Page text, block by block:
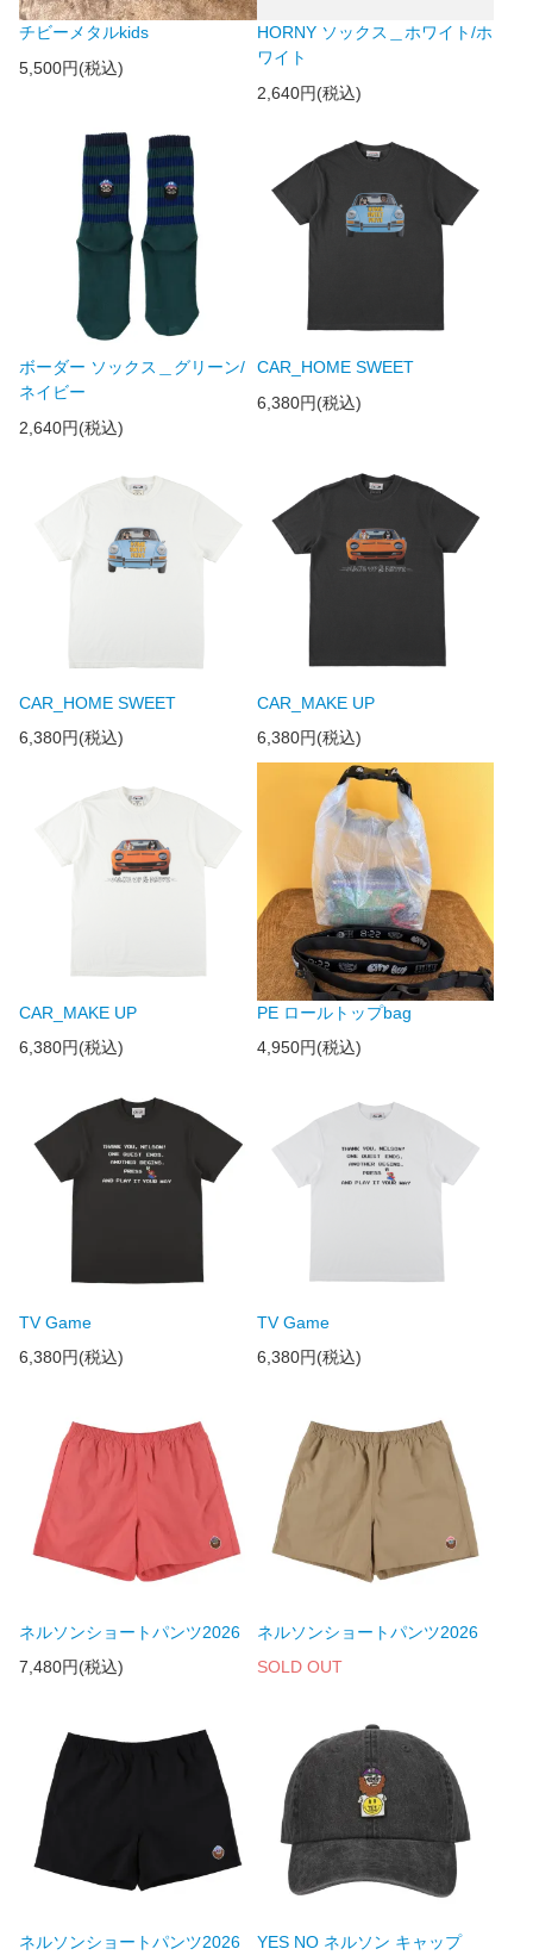
チビーメタルkids
5,500円(税込)
HORNY ソックス＿ホワイト/ホ
ワイト
2,640円(税込)
ボーダー ソックス＿グリーン/
ネイビー
2,640円(税込)
CAR_HOME SWEET
6,380円(税込)
CAR_HOME SWEET
6,380円(税込)
CAR_MAKE UP
6,380円(税込)
CAR_MAKE UP
6,380円(税込)
PE ロールトップbag
4,950円(税込)
TV Game
6,380円(税込)
TV Game
6,380円(税込)
ネルソンショートパンツ2026
7,480円(税込)
ネルソンショートパンツ2026
SOLD OUT
ネルソンショートパンツ2026
YES NO ネルソン キャップ